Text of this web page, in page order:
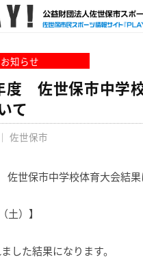
お知らせ
度 佐世保市中学
て
｜ 佐世保市
世保市中学校体育大会結果
土）】
した結果になります。